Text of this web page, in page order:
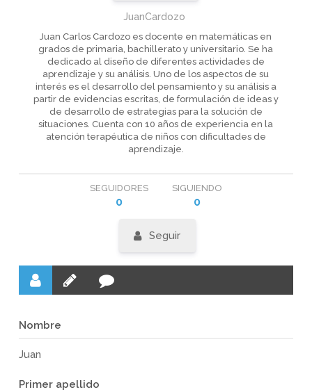
JuanCardozo
Juan Carlos Cardozo es docente en matemáticas en
grados de primaria, bachillerato y universitario. Se ha
dedicado al diseño de diferentes actividades de
aprendizaje y su análisis. Uno de los aspectos de su
interés es el desarrollo del pensamiento y su análisis a
partir de evidencias escritas, de formulación de ideas y
de desarrollo de estrategias para la solución de
situaciones. Cuenta con 10 años de experiencia en la
atención terapéutica de niños con dificultades de
aprendizaje.
SEGUIDORES
0
SIGUIENDO
0
Seguir
Nombre
Juan
Primer apellido